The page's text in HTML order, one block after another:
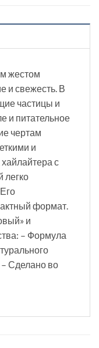
жестом
и свежесть. В
частицы и
и питательное
чертам
и
с
легко
формат.
и
– Формула
Сделано во